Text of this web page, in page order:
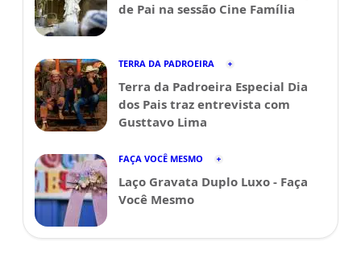
de Pai na sessão Cine Família
TERRA DA PADROEIRA
Terra da Padroeira Especial Dia
dos Pais traz entrevista com
Gusttavo Lima
FAÇA VOCÊ MESMO
Laço Gravata Duplo Luxo - Faça
Você Mesmo